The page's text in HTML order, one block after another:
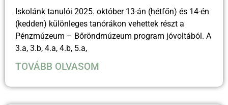
Iskolánk tanulói 2025. október 13-án (hétfőn) és 14-én
(kedden) különleges tanórákon vehettek részt a
Pénzmúzeum – Bőröndmúzeum program jóvoltából. A
3.a, 3.b, 4.a, 4.b, 5.a,
TOVÁBB OLVASOM